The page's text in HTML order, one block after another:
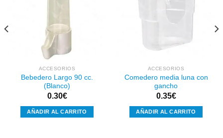
ACCESORIOS
Bebedero Largo 90 cc.
(Blanco)
0.30€
AÑADIR AL CARRITO
ACCESORIOS
Comedero media luna con
gancho
0.35€
AÑADIR AL CARRITO